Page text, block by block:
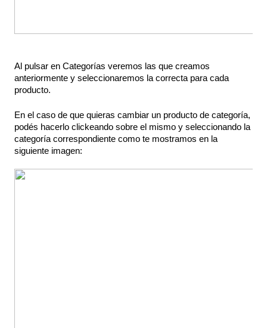
Al pulsar en Categorías veremos las que creamos
anteriormente y seleccionaremos la correcta para cada
producto.
En el caso de que quieras cambiar un producto de categoría,
podés hacerlo clickeando sobre el mismo y seleccionando la
categoría correspondiente como te mostramos en la
siguiente imagen: